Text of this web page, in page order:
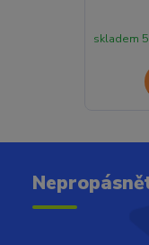
skladem